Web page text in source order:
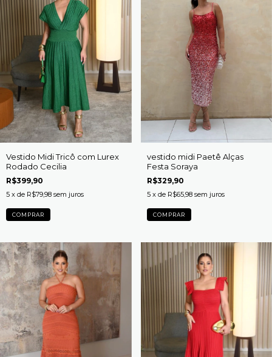
Vestido Midi Tricô com Lurex
Rodado Cecilia
R$399,90
5 x de R$79,98 sem juros
COMPRAR
vestido midi Paetê Alças
Festa Soraya
R$329,90
5 x de R$65,98 sem juros
COMPRAR